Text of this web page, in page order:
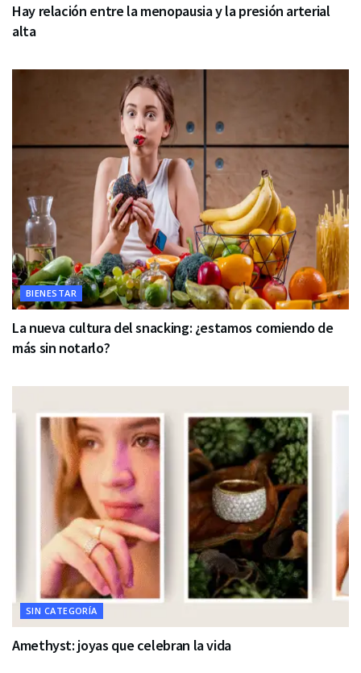
Hay relación entre la menopausia y la presión arterial
alta
BIENESTAR
La nueva cultura del snacking: ¿estamos comiendo de
más sin notarlo?
SIN CATEGORÍA
Amethyst: joyas que celebran la vida